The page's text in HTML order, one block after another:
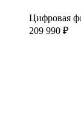
Цифровая
209 990 ₽